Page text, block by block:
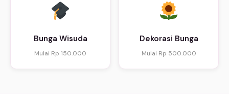
Bunga Wisuda
Mulai Rp 150.000
Dekorasi Bunga
Mulai Rp 500.000